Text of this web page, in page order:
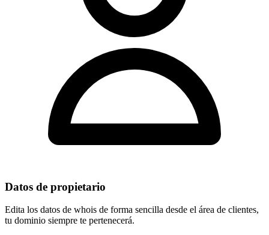
Datos de propietario
Edita los datos de whois de forma sencilla desde el área de clientes,
tu dominio siempre te pertenecerá.